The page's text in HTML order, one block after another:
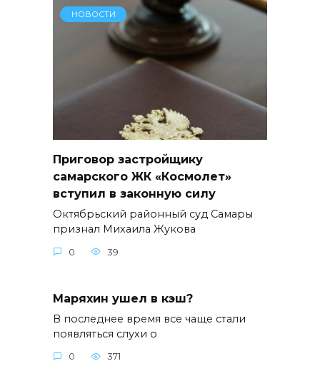
НОВОСТИ
Приговор застройщику
самарского ЖК «Космолет»
вступил в законную силу
Октябрьский районный суд Самары
признал Михаила Жукова
0 39
Маряхин ушел в кэш?
В последнее время все чаще стали
появляться слухи о
0 371